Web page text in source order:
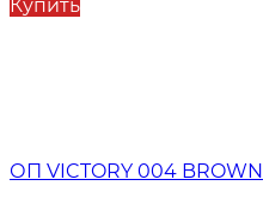
Купить
ОП VICTORY 004 BROWN